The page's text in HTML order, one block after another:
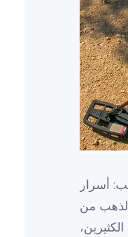
أسرار
الذهب من